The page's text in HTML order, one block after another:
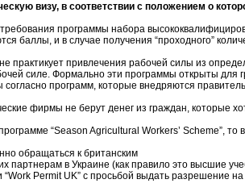
визу, в соответствии с положением о
программы набора
баллы, и в случае получения “проходного”
практикует привлечения рабочей силы из
силе. Формально эти программы открыты
программ, которые внедряются
фирмы не берут денег из граждан, которые
“Season Agricultural Workers’ Scheme”,
обращаться к британским
партнерам в Украине (как правило это высшие
Permit UK” с просьбой выдать разрешение